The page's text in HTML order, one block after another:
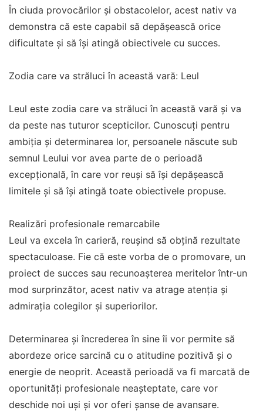
În ciuda provocărilor și obstacolelor, acest nativ va
demonstra că este capabil să depășească orice
dificultate și să își atingă obiectivele cu succes.
Zodia care va străluci în această vară: Leul
Leul este zodia care va străluci în această vară și va
da peste nas tuturor scepticilor. Cunoscuți pentru
ambiția și determinarea lor, persoanele născute sub
semnul Leului vor avea parte de o perioadă
excepțională, în care vor reuși să își depășească
limitele și să își atingă toate obiectivele propuse.
Realizări profesionale remarcabile
Leul va excela în carieră, reușind să obțină rezultate
spectaculoase. Fie că este vorba de o promovare, un
proiect de succes sau recunoașterea meritelor într-un
mod surprinzător, acest nativ va atrage atenția și
admirația colegilor și superiorilor.
Determinarea și încrederea în sine îi vor permite să
abordeze orice sarcină cu o atitudine pozitivă și o
energie de neoprit. Această perioadă va fi marcată de
oportunități profesionale neașteptate, care vor
deschide noi uși și vor oferi șanse de avansare.